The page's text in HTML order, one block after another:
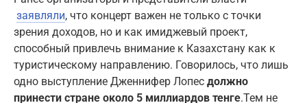
заявляли, что концерт важен не только с точки
зрения доходов, но и как имиджевый проект,
способный привлечь внимание к Казахстану как к
туристическому направлению. Говорилось, что лишь
одно выступление Дженнифер Лопес должно
принести стране около 5 миллиардов тенге.Тем не